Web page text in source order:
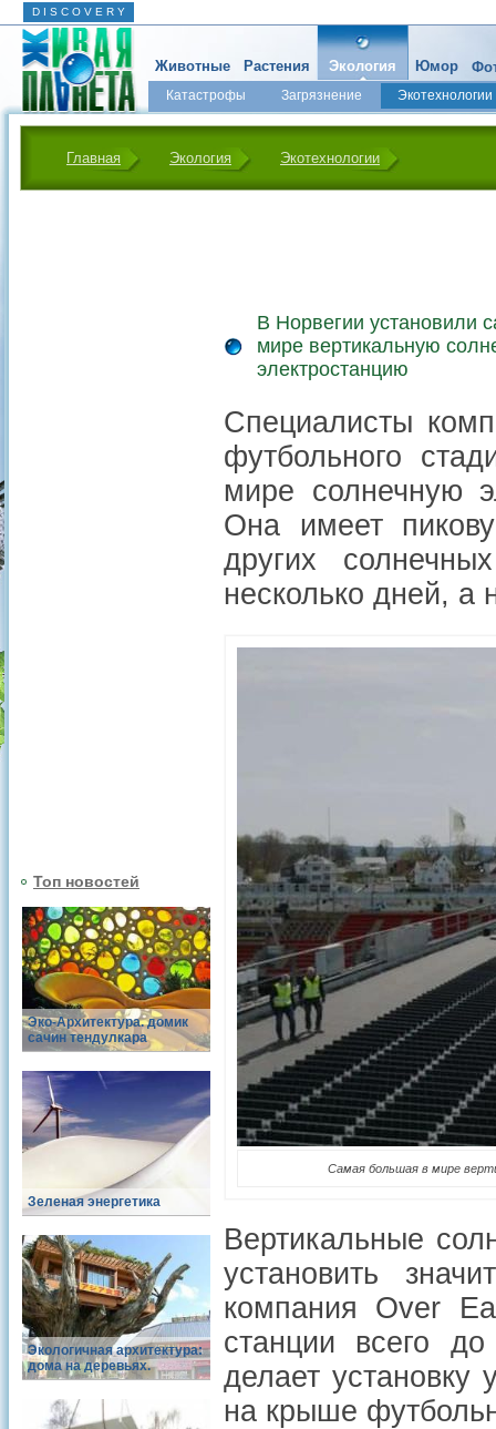
D I S C O V E R Y
Животные Растения Экология
Катастрофы Загрязнение Экотехнологии
Юмор
Главная Экология Экотехнологии
Топ новостей
Эко-Архитектура. домик
сачин тендулкара
Зеленая энергетика
Экологичная архитектура:
дома на деревьях.
В Норвегии установили
мире вертикальную
электростанцию
Специалисты
футбольного
мире солнечную
Она имеет
других
несколько дней, а
Самая большая в мире
Вертикальные
установить
компания Over
станции всего
делает
на крыше